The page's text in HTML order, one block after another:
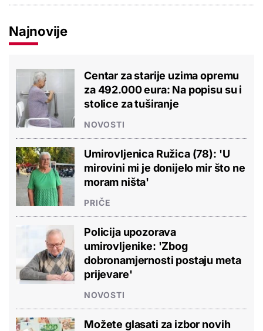
Najnovije
Centar za starije uzima opremu
za 492.000 eura: Na popisu su i
stolice za tuširanje
NOVOSTI
Umirovljenica Ružica (78): 'U
mirovini mi je donijelo mir što ne
moram ništa'
PRIČE
Policija upozorava
umirovljenike: 'Zbog
dobronamjernosti postaju meta
prijevare'
NOVOSTI
Možete glasati za izbor novih